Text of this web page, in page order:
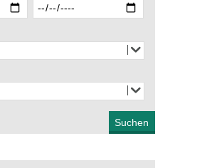
Bildrechte: Stadt Gelsenkirchen
SOMMER MIT EUCH – 2026